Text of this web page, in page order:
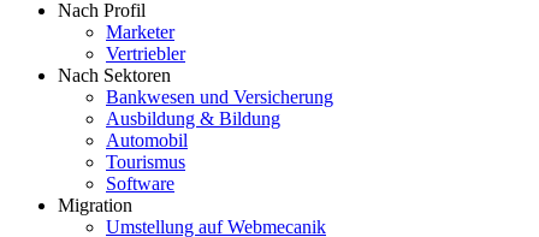
Nach Profil
Marketer
Vertriebler
Nach Sektoren
Bankwesen und Versicherung
Ausbildung & Bildung
Automobil
Tourismus
Software
Migration
Umstellung auf Webmecanik